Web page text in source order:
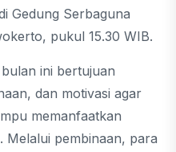
Gedung Serbaguna
pukul 15.30 WIB.
ini bertujuan
dan motivasi agar
memanfaatkan
Melalui pembinaan, para